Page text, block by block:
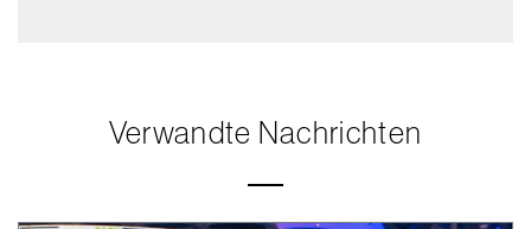
Verwandte Nachrichten